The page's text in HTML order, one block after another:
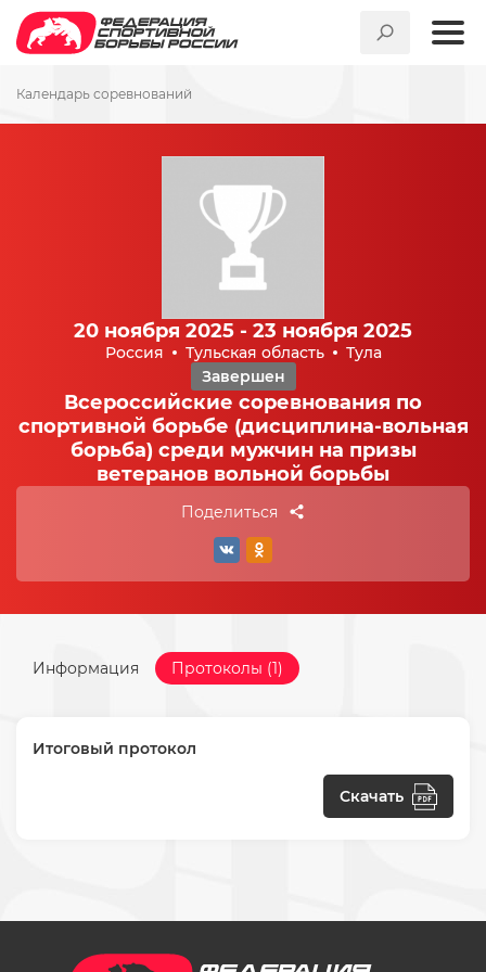
Календарь соревнований
20 ноября 2025 - 23 ноября 2025
Россия Тульская область
Тула
Завершен
Всероссийские соревнования по
спортивной борьбе (дисциплина-вольная
борьба) среди мужчин на призы
ветеранов вольной борьбы
Поделиться
Информация Протоколы (1)
Итоговый протокол
Скачать